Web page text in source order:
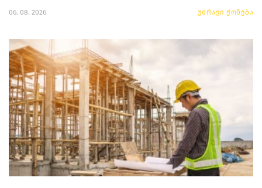
06. 08. 2026 უძრავი ქონება